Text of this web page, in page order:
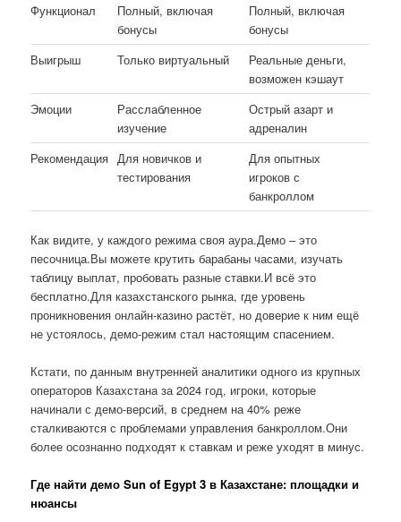
Функционал
Полный, включая
бонусы
Полный, включая
бонусы
Выигрыш
Только виртуальный
Реальные деньги,
возможен кэшаут
Эмоции
Расслабленное
изучение
Острый азарт и
адреналин
Рекомендация Для новичков и
тестирования
Для опытных
игроков с
банкроллом
Как видите, у каждого режима своя аура.Демо – это
песочница.Вы можете крутить барабаны часами, изучать
таблицу выплат, пробовать разные ставки.И всё это
бесплатно.Для казахстанского рынка, где уровень
проникновения онлайн-казино растёт, но доверие к ним ещё
не устоялось, демо-режим стал настоящим спасением.
Кстати, по данным внутренней аналитики одного из крупных
операторов Казахстана за 2024 год, игроки, которые
начинали с демо-версий, в среднем на 40% реже
сталкиваются с проблемами управления банкроллом.Они
более осознанно подходят к ставкам и реже уходят в минус.
Где найти демо Sun of Egypt 3 в Казахстане: площадки и
нюансы